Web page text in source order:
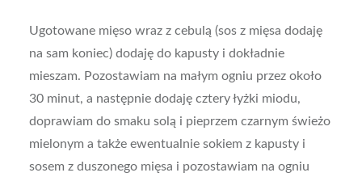
Ugotowane mięso wraz z cebulą (sos z mięsa dodaję
na sam koniec) dodaję do kapusty i dokładnie
mieszam. Pozostawiam na małym ogniu przez około
30 minut, a następnie dodaję cztery łyżki miodu,
doprawiam do smaku solą i pieprzem czarnym świeżo
mielonym a także ewentualnie sokiem z kapusty i
sosem z duszonego mięsa i pozostawiam na ogniu